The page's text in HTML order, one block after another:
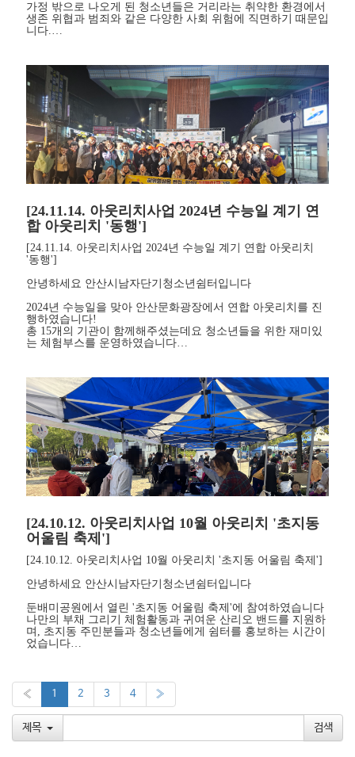
가정 밖으로 나오게 된 청소년들은 거리라는 취약한 환경에서
생존 위협과 범죄와 같은 다양한 사회 위험에 직면하기 때문입
니다.…
[24.11.14. 아웃리치사업 2024년 수능일 계기 연
합 아웃리치 '동행']
[24.11.14. 아웃리치사업 2024년 수능일 계기 연합 아웃리치
'동행']
안녕하세요 안산시남자단기청소년쉼터입니다
2024년 수능일을 맞아 안산문화광장에서 연합 아웃리치를 진
행하였습니다!
총 15개의 기관이 함께해주셨는데요 청소년들을 위한 재미있
는 체험부스를 운영하였습니다…
[24.10.12. 아웃리치사업 10월 아웃리치 '초지동
어울림 축제']
[24.10.12. 아웃리치사업 10월 아웃리치 '초지동 어울림 축제']
안녕하세요 안산시남자단기청소년쉼터입니다
둔배미공원에서 열린 '초지동 어울림 축제'에 참여하였습니다
나만의 부채 그리기 체험활동과 귀여운 산리오 밴드를 지원하
며, 초지동 주민분들과 청소년들에게 쉼터를 홍보하는 시간이
었습니다…
« 1 2 3 4 »
제목